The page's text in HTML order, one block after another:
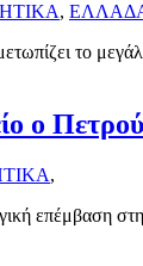
,
το
ο
,
επέμβαση